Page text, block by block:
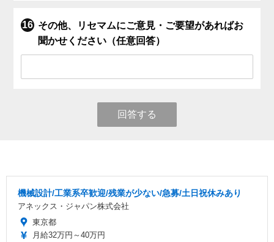
その他、リセマムにご意見・ご要望があればお
聞かせください（任意回答）
回答する
機械設計/工業系卒歓迎/残業が少ない/急募/土日祝休みあり
アネックス・ジャパン株式会社
東京都
月給32万円～40万円